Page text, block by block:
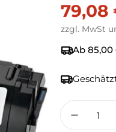
79,08
Preis
zzgl. MwSt
Ab 85,00
Menge